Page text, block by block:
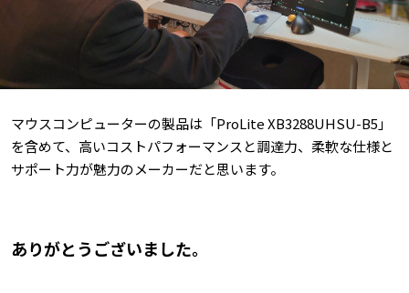
マウスコンピューターの製品は「ProLite XB3288UHSU-B5」
を含めて、高いコストパフォーマンスと調達力、柔軟な仕様と
サポート力が魅力のメーカーだと思います。
ありがとうございました。